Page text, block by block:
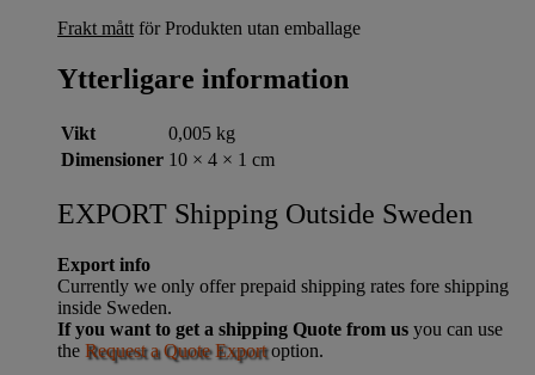
Frakt mått för Produkten utan emballage
Ytterligare information
Vikt
0,005 kg
Dimensioner 10 × 4 × 1 cm
EXPORT Shipping Outside Sweden
Export info
Currently we only offer prepaid shipping rates fore shipping
inside Sweden.
If you want to get a shipping Quote from us you can use
the Request a Quote Exportoption.